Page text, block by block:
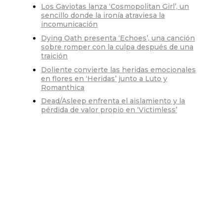
Los Gaviotas lanza ‘Cosmopolitan Girl’, un
sencillo donde la ironía atraviesa la
incomunicación
Dying Oath presenta ‘Echoes’, una canción
sobre romper con la culpa después de una
traición
Doliente convierte las heridas emocionales
en flores en ‘Heridas’ junto a Luto y
Romanthica
Dead/Asleep enfrenta el aislamiento y la
pérdida de valor propio en ‘Victimless’